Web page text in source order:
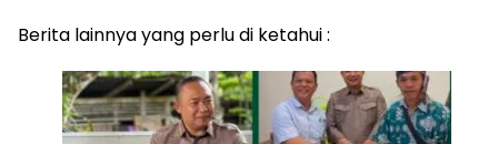
Berita lainnya yang perlu di ketahui :